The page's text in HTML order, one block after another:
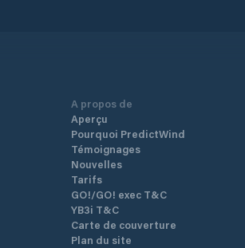
A propos de
Aperçu
Pourquoi PredictWind
Témoignages
Nouvelles
Tarifs
GO!/GO! exec T&C
YB3i T&C
Carte de couverture
Plan du site